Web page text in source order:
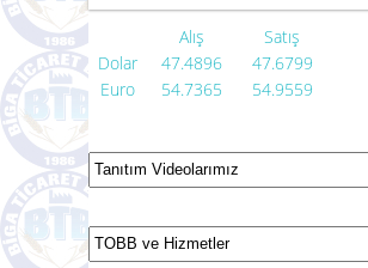
Alış
Satış
Dolar
47.4896
47.6799
Euro
54.7365 54.9559